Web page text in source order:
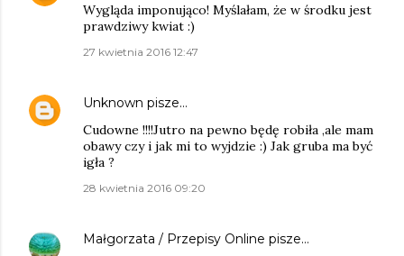
Wygląda imponująco! Myślałam, że w środku jest
prawdziwy kwiat :)
27 kwietnia 2016 12:47
Unknown pisze…
Cudowne !!!!Jutro na pewno będę robiła ,ale mam
obawy czy i jak mi to wyjdzie :) Jak gruba ma być
igła ?
28 kwietnia 2016 09:20
Małgorzata / Przepisy Online pisze…